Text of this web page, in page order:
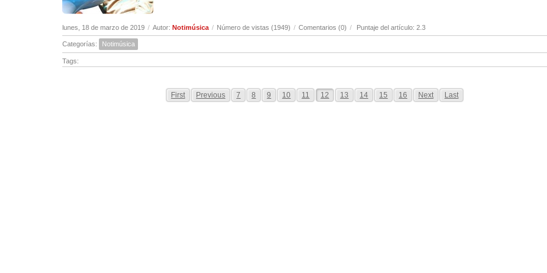
lunes, 18 de marzo de 2019 / Autor: Notimúsica / Número de vistas (1949) / Comentarios (0) / Puntaje del artículo: 2.3
Categorías: Notimúsica
Tags:
First Previous 7 8 9 10 11 12 13 14 15 16 Next Last